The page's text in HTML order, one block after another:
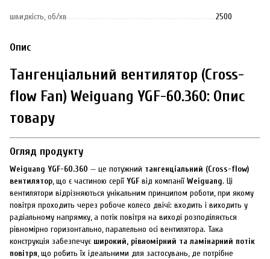
швидкість, об/хв 2500
Опис
Тангенціальний вентилятор (Cross-
flow Fan) Weiguang YGF-60.360: Опис
товару
Огляд продукту
Weiguang YGF-60.360 — це потужний тангенціальний (Cross-flow)
вентилятор, що є частиною серії YGFвід компанії Weiguang. Ці
вентилятори відрізняються унікальним принципом роботи, при якому
повітря проходить через робоче колесо двічі: входить і виходить у
радіальному напрямку, а потік повітря на виході розподіляється
рівномірно горизонтально, паралельно осі вентилятора. Така
конструкція забезпечує широкий, рівномірний та ламінарний потік
повітря, що робить їх ідеальними для застосувань, де потрібне